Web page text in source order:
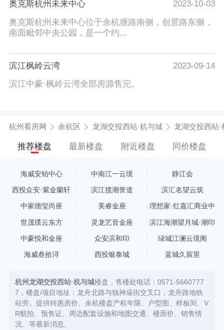
奥克斯杭州未来中心
2023-10-03
奥克斯杭州未来中心位于余杭塘路南侧，创景路东侧，
南面毗邻中央公园，是一个约...
滨江枫岭云湾
2023-09-14
滨江中豪·枫岭云湾全部房源售完。
杭州看房网 余杭区 龙湖交投西站·杭与城 龙湖交投西站
推荐楼盘 最新楼盘 附近楼盘 同价楼盘
海威安铂中心 中南江一云境 静江会
西投众安·紫金蘭轩 滨江揽潮誉道 滨汇名望云筑
中家德玺尚座 美睿金座
理想家·红嘉汇商业中
世茂璞云东方 灵龙艺音金座 滨江海潮望月城·潮印
中豪悦和金座 众安滨和印 绿城江澜云境阁
海威叁拾浔 西投银泰城 蓝城久宸里
杭州龙湖交投西站·杭与城楼盘，售楼处电话：0571-5660777
7，楼盘/项目地址：龙舟北路与钱神庙街交叉口，龙舟路地铁
站旁。提供特惠房价、余杭楼盘产权年限、户型图、样板间、V
R航拍、预售证、周边配套设施和地图交通、楼面价、销售情
况、等最新消息。